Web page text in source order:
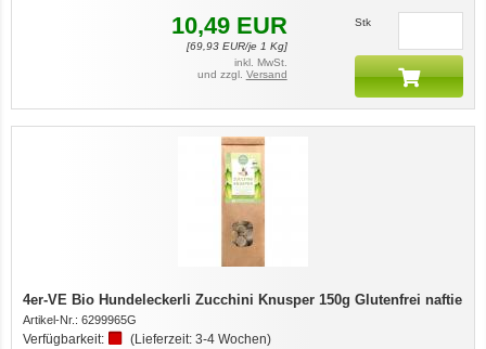
10,49 EUR
[69,93EUR/je 1 Kg]
inkl. MwSt.
und zzgl. Versand
Stk
4er-VE Bio Hundeleckerli Zucchini Knusper 150g Glutenfrei naftie
Artikel-Nr.: 6299965G
Verfügbarkeit: (Lieferzeit:3-4 Wochen)